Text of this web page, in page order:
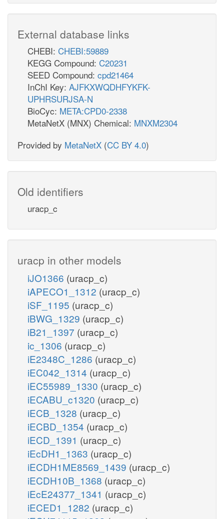
External database links
CHEBI: CHEBI:59889
KEGG Compound: C20231
SEED Compound: cpd21464
InChI Key: AJFKXWQDHFYKFK-
UPHRSURJSA-N
BioCyc: META:CPD0-2338
MetaNetX (MNX) Chemical: MNXM2304
Provided by MetaNetX (CC BY 4.0)
Old identifiers
uracp_c
uracp in other models
iJO1366 (uracp_c)
iAPECO1_1312 (uracp_c)
iSF_1195 (uracp_c)
iBWG_1329 (uracp_c)
iB21_1397 (uracp_c)
ic_1306 (uracp_c)
iE2348C_1286 (uracp_c)
iEC042_1314 (uracp_c)
iEC55989_1330 (uracp_c)
iECABU_c1320 (uracp_c)
iECB_1328 (uracp_c)
iECBD_1354 (uracp_c)
iECD_1391 (uracp_c)
iEcDH1_1363 (uracp_c)
iECDH1ME8569_1439 (uracp_c)
iECDH10B_1368 (uracp_c)
iEcE24377_1341 (uracp_c)
iECED1_1282 (uracp_c)